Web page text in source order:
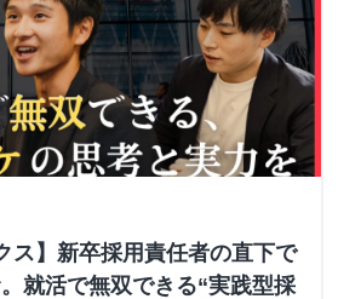
ス】新卒採用責任者の直下で
就活で無双できる“実践型採